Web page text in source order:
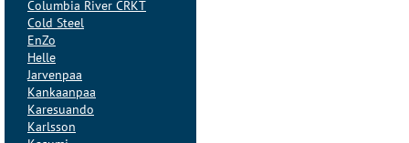
Columbia River CRKT
Cold Steel
EnZo
Helle
Jarvenpaa
Kankaanpaa
Karesuando
Karlsson